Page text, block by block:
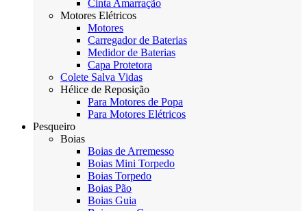
Cinta Amarração
Motores Elétricos
Motores
Carregador de Baterias
Medidor de Baterias
Capa Protetora
Colete Salva Vidas
Hélice de Reposição
Para Motores de Popa
Para Motores Elétricos
Pesqueiro
Boias
Boias de Arremesso
Boias Mini Torpedo
Boias Torpedo
Boias Pão
Boias Guia